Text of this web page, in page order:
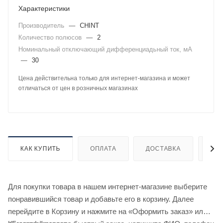
Характеристики
Производитель — CHINT
Количество полюсов
— 2
Номинальный отключающий дифференциадьный ток, мА
— 30
Цена действительна только для интернет-магазина и может
отличаться от цен в розничных магазинах
КАК КУПИТЬ ОПЛАТА ДОСТАВКА
Для покупки товара в нашем интернет-магазине выберите
понравившийся товар и добавьте его в корзину. Далее
перейдите в Корзину и нажмите на «Оформить заказ» или